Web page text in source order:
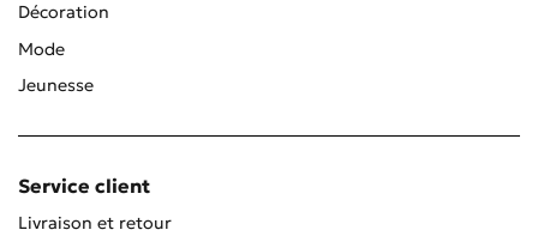
Décoration
Mode
Jeunesse
Service client
Livraison et retour